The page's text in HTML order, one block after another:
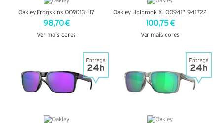
Oakley Frogskins OO9013-H7
98,70 €
Ver mais cores
Oakley Holbrook Xl OO9417-941722
100,75 €
Ver mais cores